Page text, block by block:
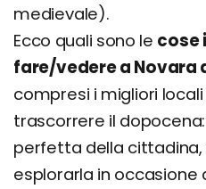
medievale).
Ecco quali sono le cose
fare/vedere a Novara
compresi i migliori
trascorrere il
perfetta della cittadina,
esplorarla in occasione